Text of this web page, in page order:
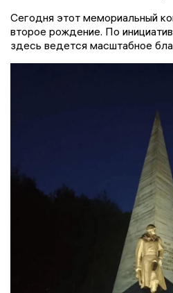
Сегодня этот мемориальный
второе рождение. По
здесь ведется масштабное